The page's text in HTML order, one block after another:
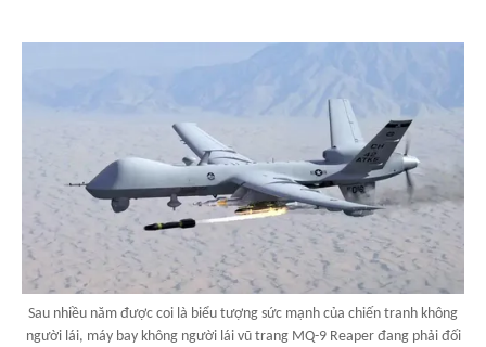
Sau nhiều năm được coi là biểu tượng sức mạnh của chiến tranh không
người lái, máy bay không người lái vũ trang MQ-9 Reaper đang phải đối